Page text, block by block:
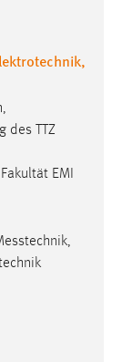
des TTZ
EMI